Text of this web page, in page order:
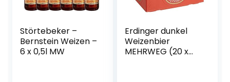
Störtebeker –
Bernstein Weizen –
6 x 0,5l MW
Erdinger dunkel
Weizenbier
MEHRWEG (20 x